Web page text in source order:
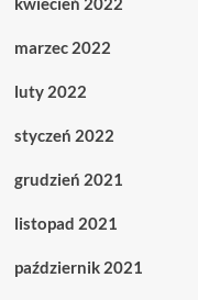
marzec 2022
luty 2022
styczeń 2022
grudzień 2021
listopad 2021
październik 2021